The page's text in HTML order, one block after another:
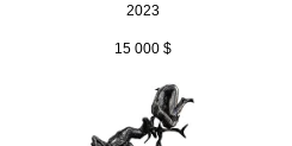
2023
15 000 $